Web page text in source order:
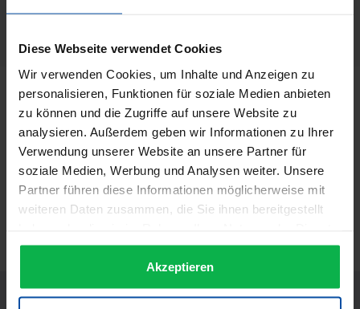
Diese Webseite verwendet Cookies
Wir verwenden Cookies, um Inhalte und Anzeigen zu
personalisieren, Funktionen für soziale Medien anbieten
zu können und die Zugriffe auf unsere Website zu
analysieren. Außerdem geben wir Informationen zu Ihrer
Verwendung unserer Website an unsere Partner für
soziale Medien, Werbung und Analysen weiter. Unsere
Partner führen diese Informationen möglicherweise mit
weiteren Daten zusammen, die Sie ihnen bereitgestellt
gesammelt haben.
Akzeptieren
Beschreibung
Tondeo Eco XS Tondeo Eco XS Profi Konturen -
Haarschneidemaschine Eigenschaften Komfortable
Handhabung…Mehr
Informationen zur Produktsicherheit
Trusted Shops Bewertungen